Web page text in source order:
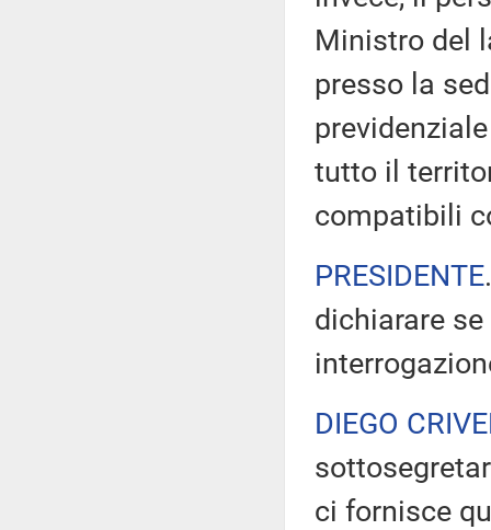
Ministro del
presso la
tutto il
compatibili
PRESIDENTE
dichiarare
DIEGO
ci fornisce